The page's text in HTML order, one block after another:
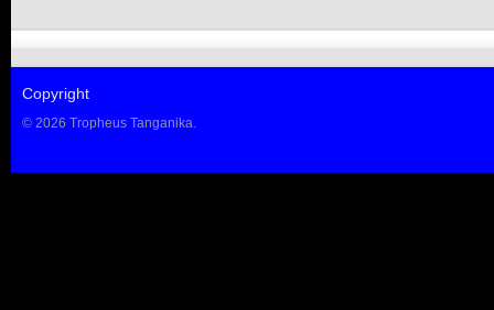
Copyright
© 2026 Tropheus Tanganika.